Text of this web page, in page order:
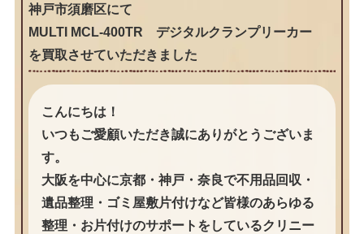
神戸市須磨区にて
MULTI MCL-400TR デジタルクランプリーカー
を買取させていただきました
こんにちは！
いつもご愛顧いただき誠にありがとうございま
す。
大阪を中心に京都・神戸・奈良で不用品回収・
遺品整理・ゴミ屋敷片付けなど皆様のあらゆる
整理・お片付けのサポートをしているクリニー